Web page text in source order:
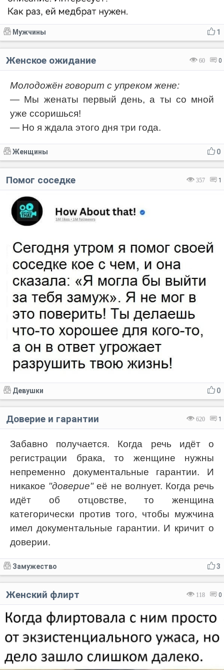
1
Мужчины
60 0
Женское ожидание
Молодожён говорит с упреком жене:
— Мы женаты первый день, а ты со мной
уже ссоришься!
— Но я ждала этого дня три года.
0
Женщины
357 1
Помог соседке
0
Девушки
620 1
Доверие и гарантии
Забавно получается. Когда речь идёт о
регистрации брака, то женщине нужны
непременно документальные гарантии. И
никакое "доверие"её не волнует. Когда речь
идёт об отцовстве, то женщина
категорически против того, чтобы мужчина
имел документальные гарантии. И кричит о
доверии.
3
Замужество
118 0
Женский флирт